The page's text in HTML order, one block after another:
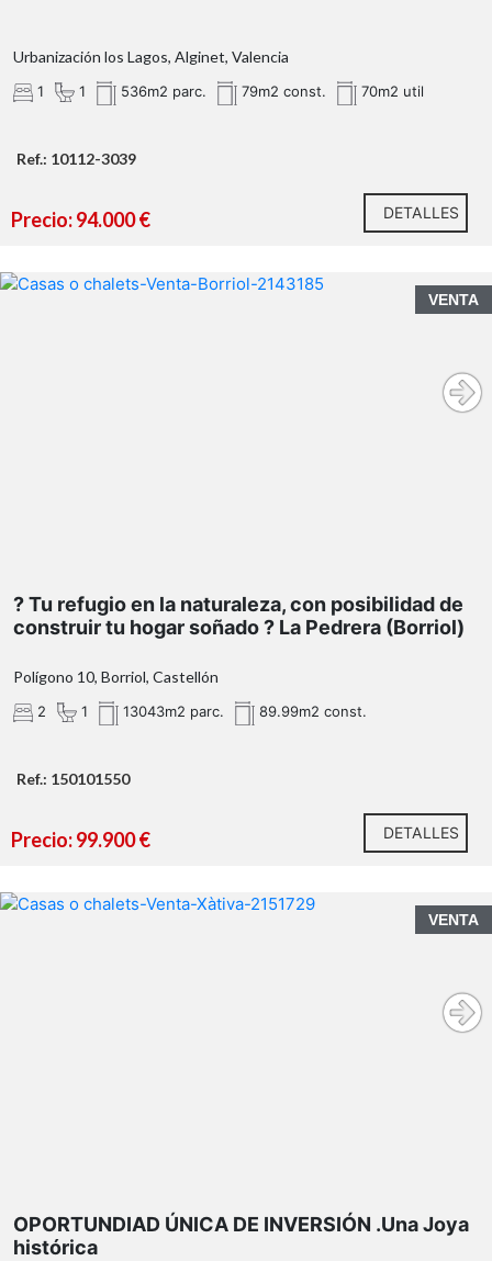
habitatge
Urbanización los Lagos, Alginet, Valencia
1 1 536m2 parc. 79m2 const. 70m2 util
Ref.: 10112-3039
Precio: 94.000 € DETALLES
VENTA
? Tu refugio en la naturaleza, con posibilidad de
construir tu hogar soñado ? La Pedrera (Borriol)
Polígono 10, Borriol, Castellón
2 1 13043m2 parc. 89.99m2 const.
Ref.: 150101550
Precio: 99.900 € DETALLES
VENTA
OPORTUNDIAD ÚNICA DE INVERSIÓN .Una Joya
histórica